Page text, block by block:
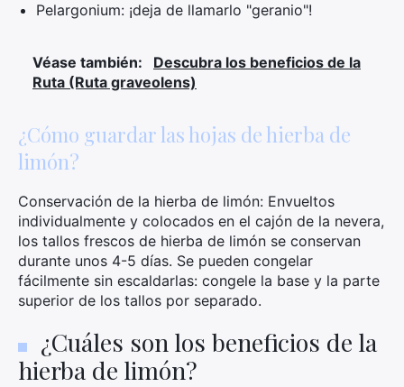
Pelargonium: ¡deja de llamarlo "geranio"!
Véase también:
Descubra los beneficios de la
Ruta (Ruta graveolens)
¿Cómo guardar las hojas de hierba de
limón?
Conservación de la hierba de limón: Envueltos
individualmente y colocados en el cajón de la nevera,
los tallos frescos de hierba de limón se conservan
durante unos 4-5 días. Se pueden congelar
fácilmente sin escaldarlas: congele la base y la parte
superior de los tallos por separado.
¿Cuáles son los beneficios de la
hierba de limón?